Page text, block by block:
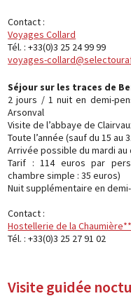
Contact :
Voyages Collard
Tél. : +33(0)3 25 24 99 99
voyages-
Séjour sur les traces de
2 jours / 1 nuit en demi-
Arsonval
Visite de l’abbaye de
Toute l’année (sauf du 15 au
Arrivée possible du mardi au
Tarif : 114 euros par
chambre simple : 35 euros)
Nuit supplémentaire en
Contact :
Hostellerie de la
Tél. : +33(0)3 25 27 91 02
Visite guidée